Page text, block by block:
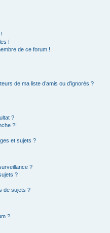
!
de ce forum !
de ma liste d’amis ou d’ignorés ?
?
?!
et sujets ?
?
?
de sujets ?
?